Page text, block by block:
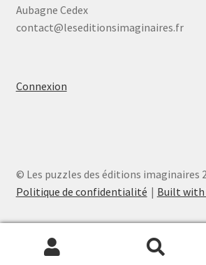
Aubagne Cedex
contact@leseditionsimaginaires.fr
Connexion
© Les puzzles des éditions imaginaires
Politique de confidentialité
Built with
Recherche
Recherche